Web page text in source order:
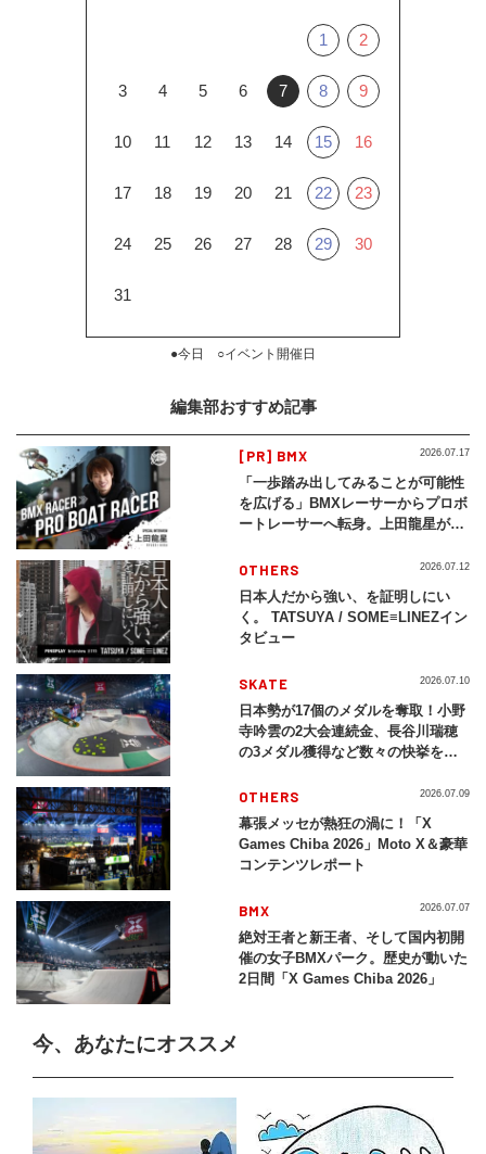
1 2
3 4 5 6 7 8 9
10 11 12 13 14 15 16
17 18 19 20 21 22 23
24 25 26 27 28 29 30
31
●今日 ○イベント開催日
編集部おすすめ記事
[PR] BMX
「一歩踏み出してみることが可能性
を広げる」BMXレーサーからプロボ
ートレーサーへ転身。上田龍星が体
2026.07.17
OTHERS
日本人だから強い、を証明しにい
く。 TATSUYA / SOME≡LINEZイン
タビュー
2026.07.12
SKATE
日本勢が17個のメダルを奪取！小野
寺吟雲の2大会連続金、長谷川瑞穂
の3メダル獲得など数々の快挙をプ
2026」
2026.07.10
OTHERS
幕張メッセが熱狂の渦に！「X
Games Chiba 2026」Moto X＆豪華
コンテンツレポート
2026.07.09
BMX
絶対王者と新王者、そして国内初開
催の女子BMXパーク。歴史が動いた
2日間「X Games Chiba 2026」
2026.07.07
今、あなたにオススメ